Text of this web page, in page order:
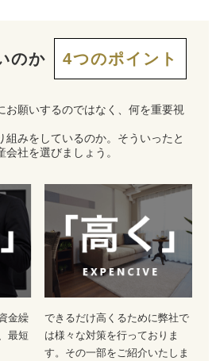
のか 4つのポイント
お願いするのではなく、何を重要視
組みをしているのか。そういったと
社を選びましょう。
金繰
最短
できるだけ高くるために弊社で
は様々な対策を行っておりま
す。その一部をご紹介いたしま